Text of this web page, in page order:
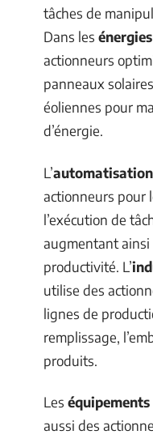
tâches de
Dans les
actionneurs
panneaux
éoliennes pour
d’énergie.
L’automatisation
actionneurs pour
l’exécution de
augmentant ainsi
productivité. L’
utilise des
lignes de
remplissage,
produits.
Les
aussi des